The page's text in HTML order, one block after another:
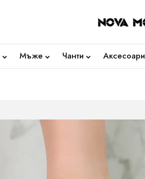
Мъже Чанти Аксесоари